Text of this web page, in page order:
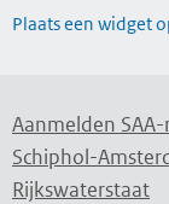
Plaats een widget
Aanmelden
Schiphol-
Rijkswaterstaat